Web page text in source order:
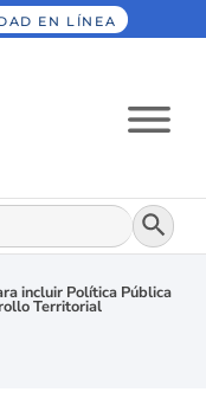
EN LÍNEA
Botón
incluir Política Pública
Territorial